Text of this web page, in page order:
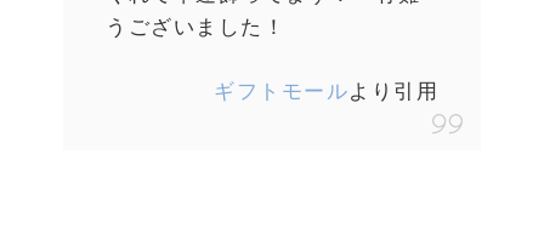
うございました！
ギフトモールより引用